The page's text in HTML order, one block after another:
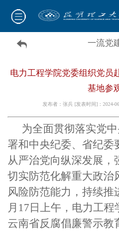
一流党
电力工程学院党委组织党员
基地参
发布者：张兵 [发表时间]：2024-
为全面贯彻落实党
署和中央纪委、省纪委
从严治党向纵深发展，
切实防范化解重大政治
风险防范能力，持续推
月17日上午，电力工程
云南省反腐倡廉警示教